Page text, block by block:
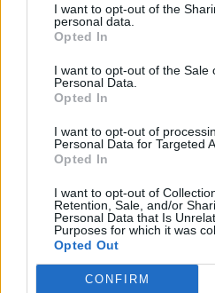
I want to opt-out of the
personal data.
Opted In
I want to opt-out of the Sale
Personal Data.
Opted In
I want to opt-out of
Personal Data for Targeted
Opted In
I want to opt-out of
Retention, Sale, and/or
Personal Data that Is
Purposes for which it was
Opted Out
CONFIRM
ΡΟΗ ΕΙΔΗΣΕΩΝ
Κορυφώνεται η έξοδος του
56.000 επιβάτες
λιμάνια της Αττικής